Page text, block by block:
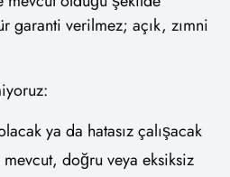
garanti verilmez; açık, zımni
ya da hatasız çalışacak
doğru veya eksiksiz